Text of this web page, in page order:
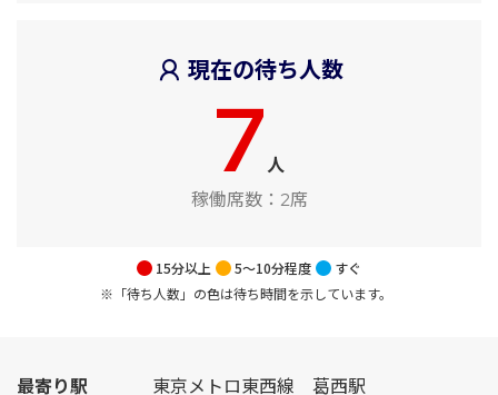
現在の待ち人数
7人
稼働席数： 2席
15分以上 5～10分程度
すぐ
※「待ち人数」の色は待ち時間を示しています。
最寄り駅 東京メトロ東西線 葛西駅